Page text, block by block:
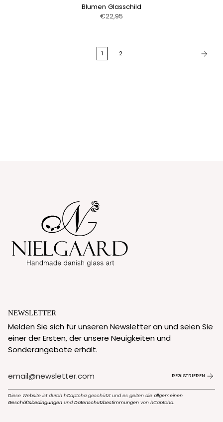
Blumen Glasschild
€22,95
1 2
NEWSLETTER
Melden Sie sich für unseren Newsletter an und seien Sie
einer der Ersten, der unsere Neuigkeiten und
Sonderangebote erhält.
REGISTRIEREN
Diese Website ist durch hCaptcha geschützt und es gelten die allgemeinen
Geschäftsbedingungen undDatenschutzbestimmungen von hCaptcha.